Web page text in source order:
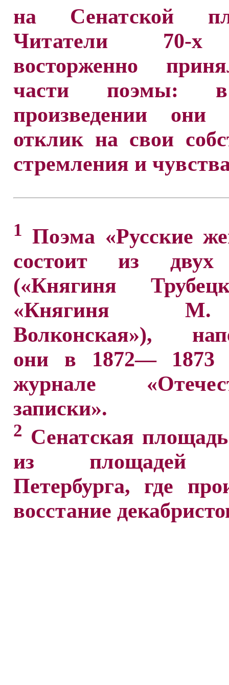
на Сенатской
Читатели 70-х
восторженно
части поэмы:
произведении они
отклик на свои
стремления и
1 Поэма «Русские
состоит из двух
(«Княгиня
«Княгиня
Волконская»),
они в 1872— 1873
журнале
записки».
2 Сенатская
из площадей
Петербурга, где
восстание